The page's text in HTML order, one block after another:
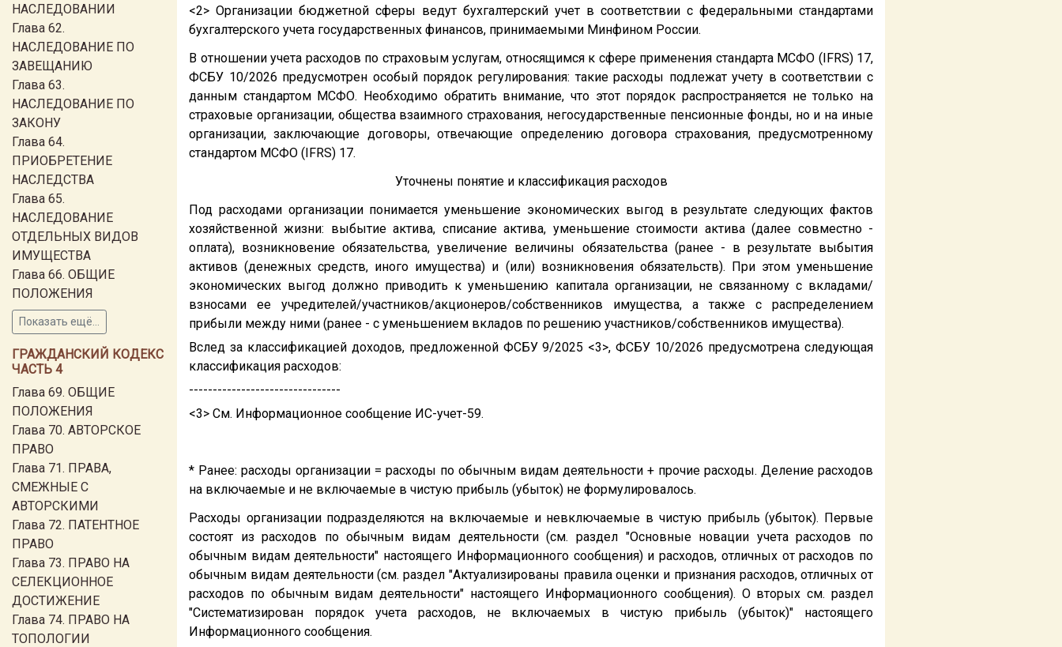
НАСЛЕДОВАНИИ
Глава 62.
НАСЛЕДОВАНИЕ ПО
ЗАВЕЩАНИЮ
Глава 63.
НАСЛЕДОВАНИЕ ПО
ЗАКОНУ
Глава 64.
ПРИОБРЕТЕНИЕ
НАСЛЕДСТВА
Глава 65.
НАСЛЕДОВАНИЕ
ОТДЕЛЬНЫХ ВИДОВ
ИМУЩЕСТВА
Глава 66. ОБЩИЕ
ПОЛОЖЕНИЯ
Показать ещё...
ГРАЖДАНСКИЙ КОДЕКС
ЧАСТЬ 4
Глава 69. ОБЩИЕ
ПОЛОЖЕНИЯ
Глава 70. АВТОРСКОЕ
ПРАВО
Глава 71. ПРАВА,
СМЕЖНЫЕ С
АВТОРСКИМИ
Глава 72. ПАТЕНТНОЕ
ПРАВО
Глава 73. ПРАВО НА
СЕЛЕКЦИОННОЕ
ДОСТИЖЕНИЕ
Глава 74. ПРАВО НА
ТОПОЛОГИИ
<2> Организации бюджетной сферы ведут бухгалтерский учет в соответствии с федеральными стандартами
бухгалтерского учета государственных финансов, принимаемыми Минфином России.
В отношении учета расходов по страховым услугам, относящимся к сфере применения стандарта МСФО (IFRS) 17,
ФСБУ 10/2026 предусмотрен особый порядок регулирования: такие расходы подлежат учету в соответствии с
данным стандартом МСФО. Необходимо обратить внимание, что этот порядок распространяется не только на
страховые организации, общества взаимного страхования, негосударственные пенсионные фонды, но и на иные
организации, заключающие договоры, отвечающие определению договора страхования, предусмотренному
стандартом МСФО (IFRS) 17.
Уточнены понятие и классификация расходов
Под расходами организации понимается уменьшение экономических выгод в результате следующих фактов
хозяйственной жизни: выбытие актива, списание актива, уменьшение стоимости актива (далее совместно -
оплата), возникновение обязательства, увеличение величины обязательства (ранее - в результате выбытия
активов (денежных средств, иного имущества) и (или) возникновения обязательств). При этом уменьшение
экономических выгод должно приводить к уменьшению капитала организации, не связанному с вкладами/
взносами ее учредителей/участников/акционеров/собственников имущества, а также с распределением
прибыли между ними (ранее - с уменьшением вкладов по решению участников/собственников имущества).
Вслед за классификацией доходов, предложенной ФСБУ 9/2025 <3>, ФСБУ 10/2026 предусмотрена следующая
классификация расходов:
--------------------------------
<3> См. Информационное сообщение ИС-учет-59.
* Ранее: расходы организации = расходы по обычным видам деятельности + прочие расходы. Деление расходов
на включаемые и не включаемые в чистую прибыль (убыток) не формулировалось.
Расходы организации подразделяются на включаемые и невключаемые в чистую прибыль (убыток). Первые
состоят из расходов по обычным видам деятельности (см. раздел "Основные новации учета расходов по
обычным видам деятельности" настоящего Информационного сообщения) и расходов, отличных от расходов по
обычным видам деятельности (см. раздел "Актуализированы правила оценки и признания расходов, отличных от
расходов по обычным видам деятельности" настоящего Информационного сообщения). О вторых см. раздел
"Систематизирован порядок учета расходов, не включаемых в чистую прибыль (убыток)" настоящего
Информационного сообщения.